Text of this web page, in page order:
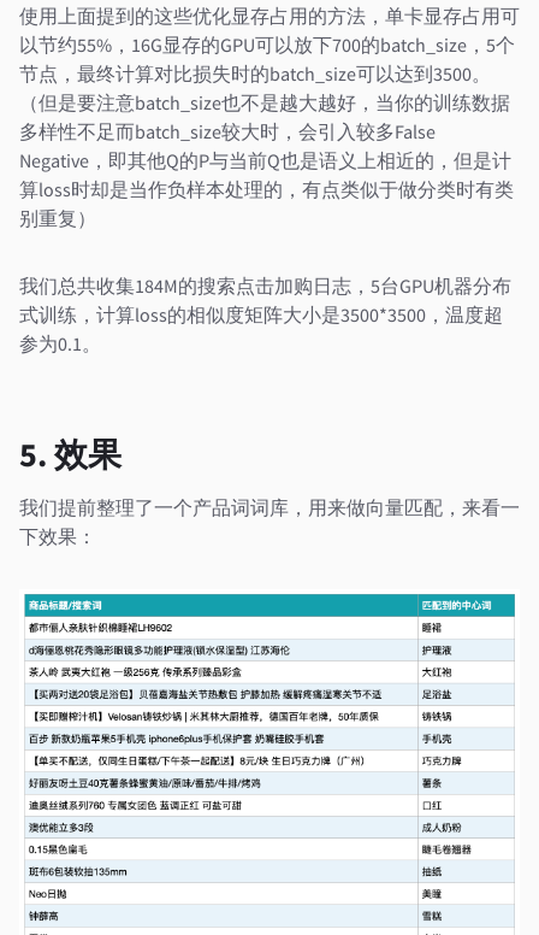
使用上面提到的这些优化显存占用的方法，单卡显存占用可
以节约55%，16G显存的GPU可以放下700的batch_size，5个
节点，最终计算对比损失时的batch_size可以达到3500。
（但是要注意batch_size也不是越大越好，当你的训练数据
多样性不足而batch_size较大时，会引入较多False
Negative，即其他Q的P与当前Q也是语义上相近的，但是计
算loss时却是当作负样本处理的，有点类似于做分类时有类
别重复）
我们总共收集184M的搜索点击加购日志，5台GPU机器分布
式训练，计算loss的相似度矩阵大小是3500*3500，温度超
参为0.1。
5. 效果
我们提前整理了一个产品词词库，用来做向量匹配，来看一
下效果：